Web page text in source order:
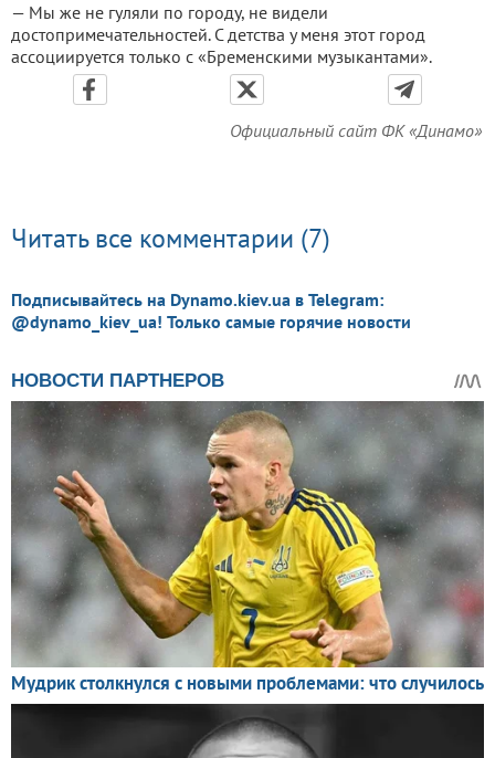
— Мы же не гуляли по городу, не видели
достопримечательностей. С детства у меня этот город
ассоциируется только с «Бременскими музыкантами».
Официальный сайт ФК «Динамо»
Читать все комментарии (7)
Подписывайтесь на Dynamo.kiev.ua в Telegram:
@dynamo_kiev_ua! Только самые горячие новости